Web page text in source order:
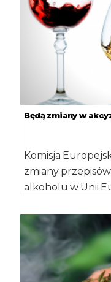
Będą zmiany w
Komisja
zmiany
alkoholu w Unii
rzemieślniczych